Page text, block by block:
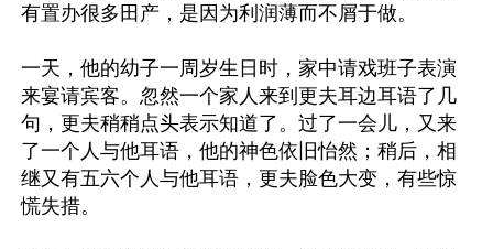
有置办很多田产，是因为利润薄而不屑于做。
一天，他的幼子一周岁生日时，家中请戏班子表演
来宴请宾客。忽然一个家人来到更夫耳边耳语了几
句，更夫稍稍点头表示知道了。过了一会儿，又来
了一个人与他耳语，他的神色依旧怡然；稍后，相
继又有五六个人与他耳语，更夫脸色大变，有些惊
慌失措。